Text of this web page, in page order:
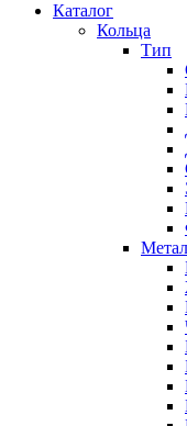
Каталог
Кольца
Тип